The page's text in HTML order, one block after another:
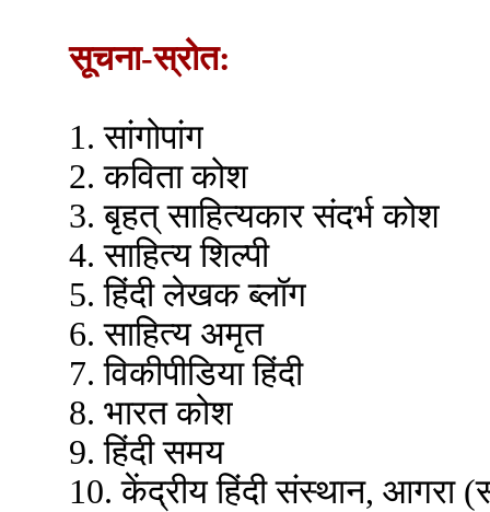
सूचना-स्रोत:
1. सांगोपांग
2. कविता कोश
3. बृहत् साहित्यकार संदर्भ कोश
4. साहित्य शिल्पी
5. हिंदी लेखक ब्लॉग
6. साहित्य अमृत
7. विकीपीडिया हिंदी
8. भारत कोश
9. हिंदी समय
10. केंद्रीय हिंदी संस्थान, आगरा